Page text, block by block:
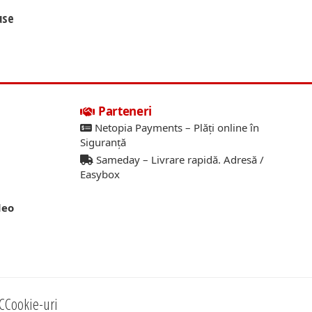
Parteneri
Netopia Payments – Plăți online în
Siguranță
Sameday – Livrare rapidă. Adresă /
Easybox
Cookie-uri